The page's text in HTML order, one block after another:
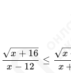
x − 12
x + 16
≤
x
x